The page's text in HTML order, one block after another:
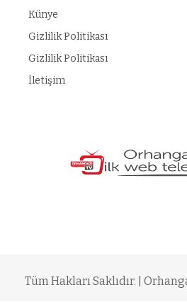
Künye
Gizlilik Politikası
Gizlilik Politikası
İletişim
Tüm Hakları Saklıdır. |